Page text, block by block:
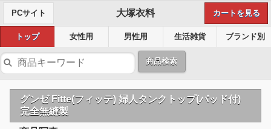
PCサイト 大塚衣料 カートを見る
トップ 女性用 男性用 生活雑貨 ブランド別
商品検索
グンゼ Fitte(フィッテ) 婦人タンクトップ(パッド付)
完全無縫製